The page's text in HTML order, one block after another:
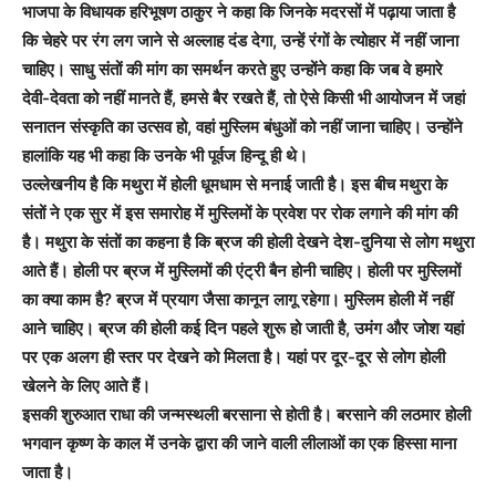
भाजपा के विधायक हरिभूषण ठाकुर ने कहा कि जिनके मदरसों में पढ़ाया जाता है
कि चेहरे पर रंग लग जाने से अल्लाह दंड देगा, उन्हें रंगों के त्योहार में नहीं जाना
चाहिए। साधु संतों की मांग का समर्थन करते हुए उन्होंने कहा कि जब वे हमारे
देवी-देवता को नहीं मानते हैं, हमसे बैर रखते हैं, तो ऐसे किसी भी आयोजन में जहां
सनातन संस्कृति का उत्सव हो, वहां मुस्लिम बंधुओं को नहीं जाना चाहिए। उन्होंने
हालांकि यह भी कहा कि उनके भी पूर्वज हिन्दू ही थे।
उल्लेखनीय है कि मथुरा में होली धूमधाम से मनाई जाती है। इस बीच मथुरा के
संतों ने एक सुर में इस समारोह में मुस्लिमों के प्रवेश पर रोक लगाने की मांग की
है। मथुरा के संतों का कहना है कि ब्रज की होली देखने देश-दुनिया से लोग मथुरा
आते हैं। होली पर ब्रज में मुस्लिमों की एंट्री बैन होनी चाहिए। होली पर मुस्लिमों
का क्या काम है? ब्रज में प्रयाग जैसा कानून लागू रहेगा। मुस्लिम होली में नहीं
आने चाहिए। ब्रज की होली कई दिन पहले शुरू हो जाती है, उमंग और जोश यहां
पर एक अलग ही स्तर पर देखने को मिलता है। यहां पर दूर-दूर से लोग होली
खेलने के लिए आते हैं।
इसकी शुरुआत राधा की जन्मस्थली बरसाना से होती है। बरसाने की लठमार होली
भगवान कृष्ण के काल में उनके द्वारा की जाने वाली लीलाओं का एक हिस्सा माना
जाता है।